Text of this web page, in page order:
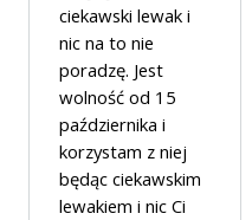
ciekawski lewak i
nic na to nie
poradzę. Jest
wolność od 15
października i
korzystam z niej
będąc ciekawskim
lewakiem i nic Ci